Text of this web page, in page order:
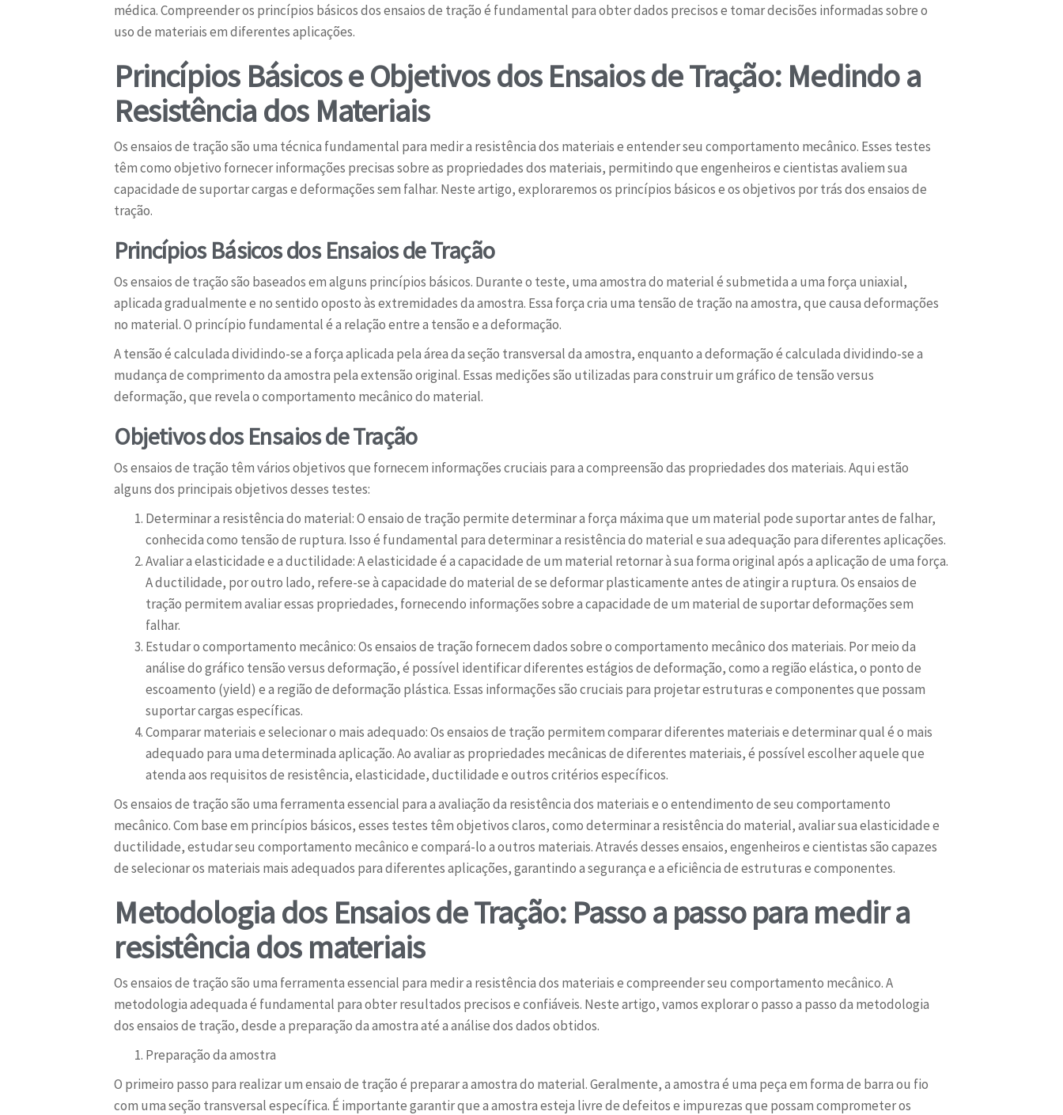
médica. Compreender os princípios básicos dos ensaios de tração é fundamental para obter dados precisos e tomar decisões informadas sobre o
uso de materiais em diferentes aplicações.
Princípios Básicos e Objetivos dos Ensaios de Tração: Medindo a
Resistência dos Materiais
Os ensaios de tração são uma técnica fundamental para medir a resistência dos materiais e entender seu comportamento mecânico. Esses testes
têm como objetivo fornecer informações precisas sobre as propriedades dos materiais, permitindo que engenheiros e cientistas avaliem sua
capacidade de suportar cargas e deformações sem falhar. Neste artigo, exploraremos os princípios básicos e os objetivos por trás dos ensaios de
tração.
Princípios Básicos dos Ensaios de Tração
Os ensaios de tração são baseados em alguns princípios básicos. Durante o teste, uma amostra do material é submetida a uma força uniaxial,
aplicada gradualmente e no sentido oposto às extremidades da amostra. Essa força cria uma tensão de tração na amostra, que causa deformações
no material. O princípio fundamental é a relação entre a tensão e a deformação.
A tensão é calculada dividindo-se a força aplicada pela área da seção transversal da amostra, enquanto a deformação é calculada dividindo-se a
mudança de comprimento da amostra pela extensão original. Essas medições são utilizadas para construir um gráfico de tensão versus
deformação, que revela o comportamento mecânico do material.
Objetivos dos Ensaios de Tração
Os ensaios de tração têm vários objetivos que fornecem informações cruciais para a compreensão das propriedades dos materiais. Aqui estão
alguns dos principais objetivos desses testes:
Determinar a resistência do material: O ensaio de tração permite determinar a força máxima que um material pode suportar antes de falhar,
conhecida como tensão de ruptura. Isso é fundamental para determinar a resistência do material e sua adequação para diferentes aplicações.
Avaliar a elasticidade e a ductilidade: A elasticidade é a capacidade de um material retornar à sua forma original após a aplicação de uma força.
A ductilidade, por outro lado, refere-se à capacidade do material de se deformar plasticamente antes de atingir a ruptura. Os ensaios de
tração permitem avaliar essas propriedades, fornecendo informações sobre a capacidade de um material de suportar deformações sem
falhar.
Estudar o comportamento mecânico: Os ensaios de tração fornecem dados sobre o comportamento mecânico dos materiais. Por meio da
análise do gráfico tensão versus deformação, é possível identificar diferentes estágios de deformação, como a região elástica, o ponto de
escoamento (yield) e a região de deformação plástica. Essas informações são cruciais para projetar estruturas e componentes que possam
suportar cargas específicas.
Comparar materiais e selecionar o mais adequado: Os ensaios de tração permitem comparar diferentes materiais e determinar qual é o mais
adequado para uma determinada aplicação. Ao avaliar as propriedades mecânicas de diferentes materiais, é possível escolher aquele que
atenda aos requisitos de resistência, elasticidade, ductilidade e outros critérios específicos.
Os ensaios de tração são uma ferramenta essencial para a avaliação da resistência dos materiais e o entendimento de seu comportamento
mecânico. Com base em princípios básicos, esses testes têm objetivos claros, como determinar a resistência do material, avaliar sua elasticidade e
ductilidade, estudar seu comportamento mecânico e compará-lo a outros materiais. Através desses ensaios, engenheiros e cientistas são capazes
de selecionar os materiais mais adequados para diferentes aplicações, garantindo a segurança e a eficiência de estruturas e componentes.
Metodologia dos Ensaios de Tração: Passo a passo para medir a
resistência dos materiais
Os ensaios de tração são uma ferramenta essencial para medir a resistência dos materiais e compreender seu comportamento mecânico. A
metodologia adequada é fundamental para obter resultados precisos e confiáveis. Neste artigo, vamos explorar o passo a passo da metodologia
dos ensaios de tração, desde a preparação da amostra até a análise dos dados obtidos.
Preparação da amostra
O primeiro passo para realizar um ensaio de tração é preparar a amostra do material. Geralmente, a amostra é uma peça em forma de barra ou fio
com uma seção transversal específica. É importante garantir que a amostra esteja livre de defeitos e impurezas que possam comprometer os